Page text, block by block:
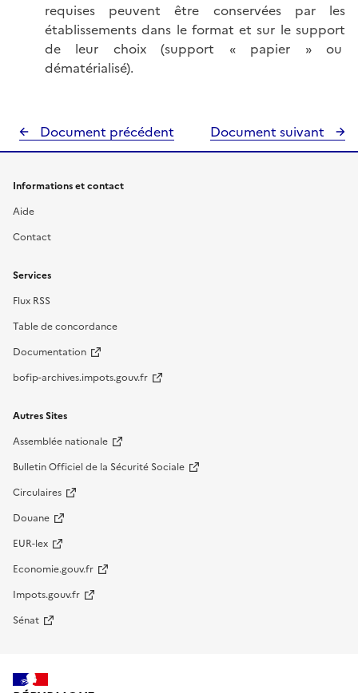
requises peuvent être conservées par les
établissements dans le format et sur le support
de leur choix (support « papier » ou
dématérialisé).
Document précédent Document suivant
Informations et contact
Aide
Contact
Services
Flux RSS
Table de concordance
Documentation
bofip-archives.impots.gouv.fr
Autres Sites
Assemblée nationale
Bulletin Officiel de la Sécurité Sociale
Circulaires
Douane
EUR-lex
Economie.gouv.fr
Impots.gouv.fr
Sénat